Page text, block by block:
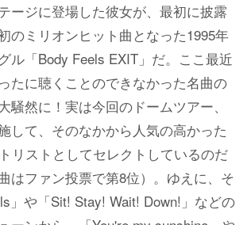
ージに登場した彼女が、最初に披露
のミリオンヒット曲となった1995年
ル「Body Feels EXIT」だ。ここ最近
たに聴くことのできなかった名曲の
騒然に！実は今回のドームツアー、
して、そのなかから人気の高かった
リストとしてセレクトしているのだ
はファン投票で第8位）。ゆえに、そ
」や「Sit! Stay! Wait! Down!」などの